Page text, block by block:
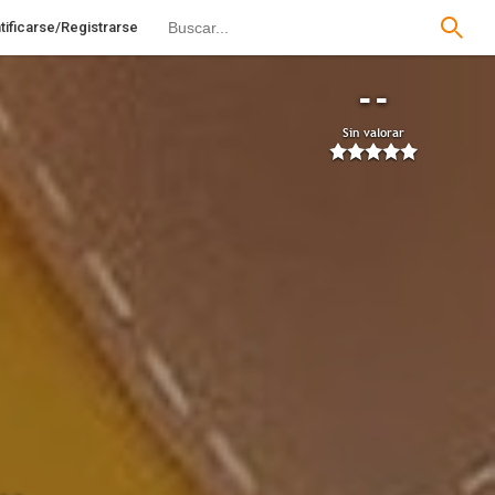
Registrarse
--
Sin valorar